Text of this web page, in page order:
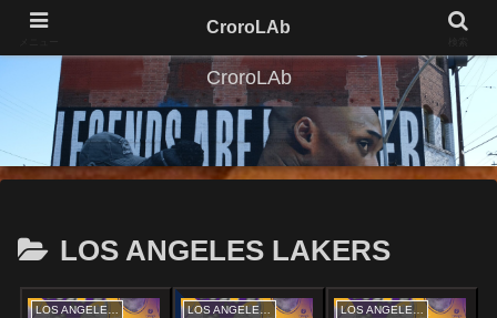
CroroLAb
LOS ANGELES LAKERS
LOS ANGELES LAKERS LOS ANGELES LAKERS LOS ANGELES LAKERS
CroroLAb